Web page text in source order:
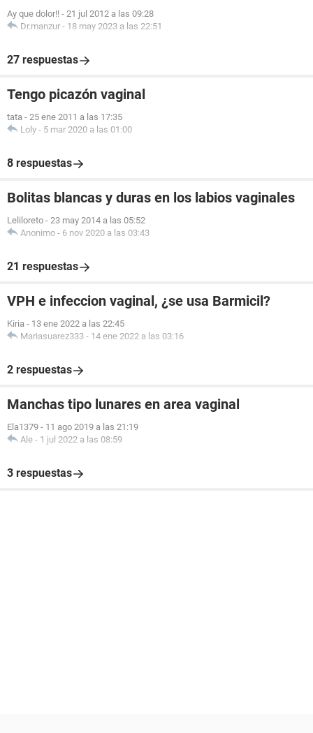
Ay que dolor!! - 21 jul 2012 a las 09:28
Dr.manzur - 18 may 2023 a las 22:51
27 respuestas
Tengo picazón vaginal
tata - 25 ene 2011 a las 17:35
Loly - 5 mar 2020 a las 01:00
8 respuestas
Bolitas blancas y duras en los labios vaginales
Leliloreto - 23 may 2014 a las 05:52
Anonimo - 6 nov 2020 a las 03:43
21 respuestas
VPH e infeccion vaginal, ¿se usa Barmicil?
Kiria - 13 ene 2022 a las 22:45
Mariasuarez333 - 14 ene 2022 a las 03:16
2 respuestas
Manchas tipo lunares en area vaginal
Ela1379 - 11 ago 2019 a las 21:19
Ale - 1 jul 2022 a las 08:59
3 respuestas